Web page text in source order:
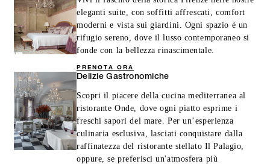
eleganti suite, con soffitti affrescati, comfort
moderni e vista sui giardini. Ogni spazio è un
rifugio sereno, dove il lusso contemporaneo si
fonde con la bellezza rinascimentale.
PRENOTA ORA
Delizie Gastronomiche
Scopri il piacere della cucina mediterranea al
ristorante Onde, dove ogni piatto esprime i
freschi sapori del mare. Per un’esperienza
culinaria esclusiva, lasciati conquistare dalla
raffinatezza del ristorante stellato Il Palagio,
oppure, se preferisci un'atmosfera più